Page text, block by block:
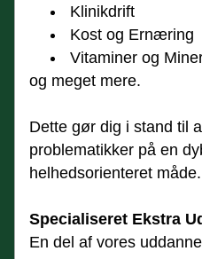
Klinikdrift
Kost og Ernæring
Vitaminer og
og meget mere.
Dette gør dig i stand til
problematikker på en
helhedsorienteret måde.
Specialiseret Ekstra
En del af vores